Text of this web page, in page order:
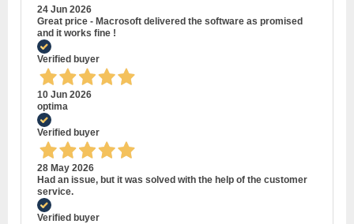
24 Jun 2026
Great price - Macrosoft delivered the software as promised
and it works fine !
Verified buyer
10 Jun 2026
optima
Verified buyer
28 May 2026
Had an issue, but it was solved with the help of the customer
service.
Verified buyer